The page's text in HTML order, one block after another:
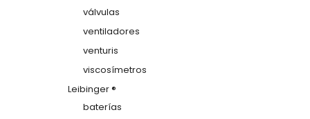
válvulas
ventiladores
venturis
viscosímetros
Leibinger ®
baterías